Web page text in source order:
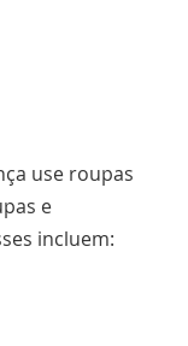
use roupas
e
incluem: